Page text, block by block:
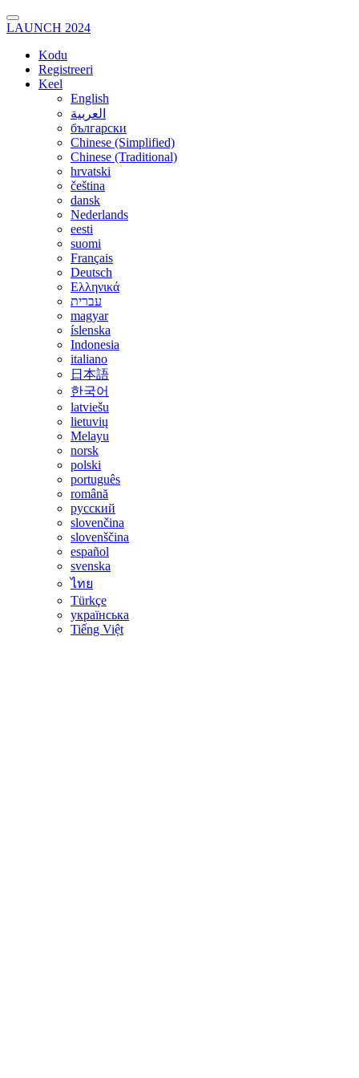
LAUNCH 2024
Kodu
Registreeri
Keel
English
العربية
български
Chinese (Simplified)
Chinese (Traditional)
hrvatski
čeština
dansk
Nederlands
eesti
suomi
Français
Deutsch
Ελληνικά
עברית
magyar
íslenska
Indonesia
italiano
日本語
한국어
latviešu
lietuvių
Melayu
norsk
polski
português
română
русский
slovenčina
slovenščina
español
svenska
ไทย
Türkçe
українська
Tiếng Việt